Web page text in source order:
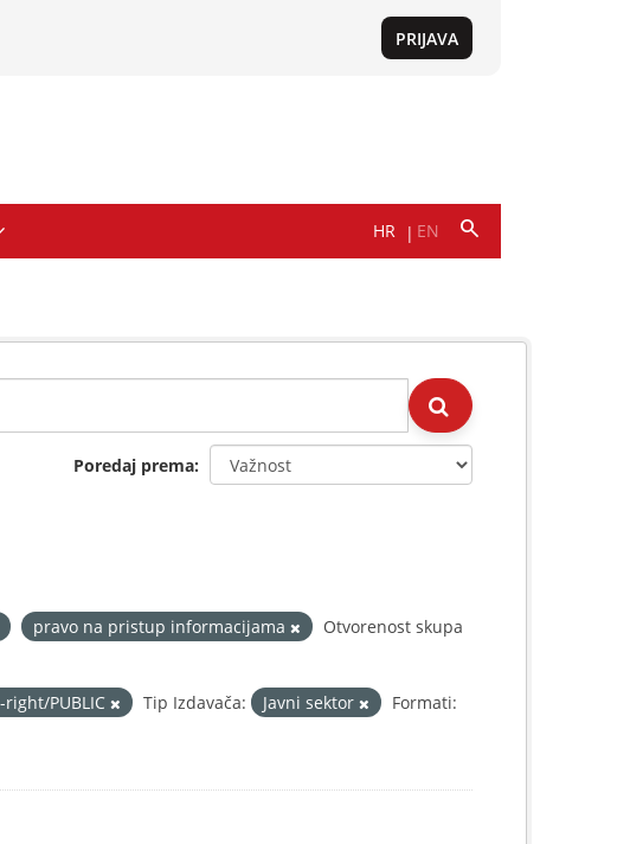
Poredaj prema
pravo na pristup informacijama
Otvorenost skupa
PUBLIC
Tip Izdavača: Javni sektor
Formati: